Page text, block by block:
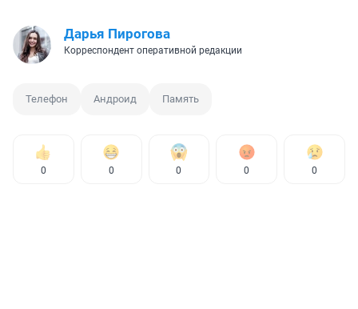
Дарья Пирогова
Корреспондент оперативной редакции
Телефон Андроид Память
0 0 0 0 0